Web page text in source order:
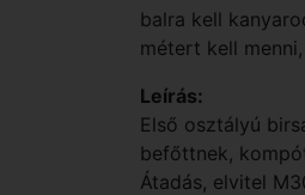
balra kell
métert kell
Leírás:
Első osztályú
befőttnek,
Átadás, elvitel